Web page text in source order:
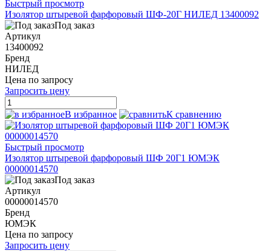
Быстрый просмотр
Изолятор штыревой фарфоровый ШФ-20Г НИЛЕД 13400092
Под заказ
Артикул
13400092
Бренд
НИЛЕД
Цена по запросу
Запросить цену
В избранное К сравнению
Быстрый просмотр
Изолятор штыревой фарфоровый ШФ 20Г1 ЮМЭК
00000014570
Под заказ
Артикул
00000014570
Бренд
ЮМЭК
Цена по запросу
Запросить цену